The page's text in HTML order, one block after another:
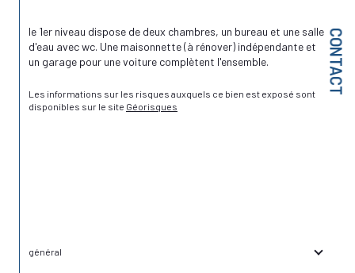
CONTACT
le 1er niveau dispose de deux chambres, un bureau et une salle
d'eau avec wc. Une maisonnette (à rénover) indépendante et
un garage pour une voiture complètent l'ensemble.
Les informations sur les risques auxquels ce bien est exposé sont
disponibles sur le site Géorisques
général